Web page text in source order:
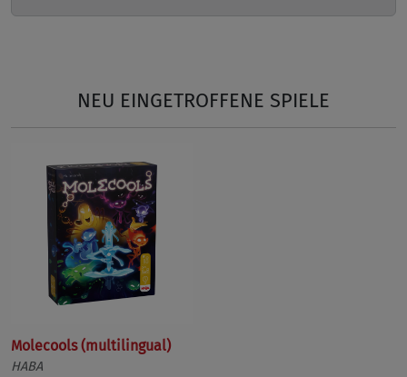
NEU EINGETROFFENE SPIELE
Molecools (multilingual)
HABA